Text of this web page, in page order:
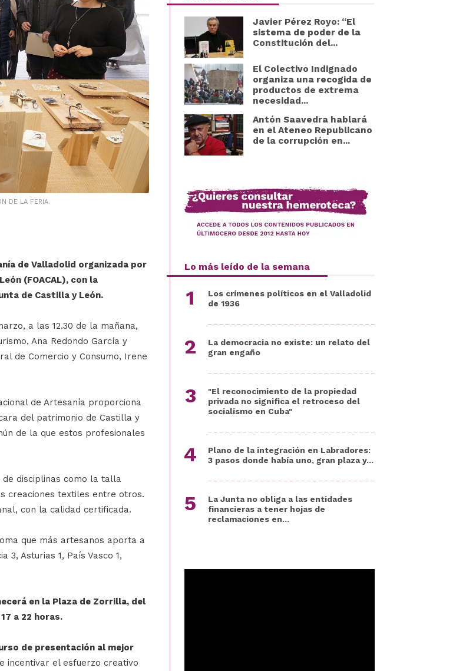
DE LA FERIA.
de Valladolid organizada por
(FOACAL), con la
de Castilla y León.
a las 12.30 de la mañana,
Ana Redondo García y
de Comercio y Consumo, Irene
de Artesanía proporciona
del patrimonio de Castilla y
de la que estos profesionales
disciplinas como la talla
creaciones textiles entre otros.
con la calidad certificada.
que más artesanos aporta a
3, Asturias 1, País Vasco 1,
en la Plaza de Zorrilla, del
a 22 horas.
de presentación al mejor
incentivar el esfuerzo creativo
Javier Pérez Royo: “El
sistema de poder de la
Constitución del...
El Colectivo Indignado
organiza una recogida de
productos de extrema
necesidad...
Antón Saavedra hablará
en el Ateneo Republicano
de la corrupción en...
Lo más leído de la semana
Los crímenes políticos en el Valladolid
de 1936
La democracia no existe: un relato del
gran engaño
"El reconocimiento de la propiedad
privada no significa el retroceso del
socialismo en Cuba"
Plano de la integración en Labradores:
3 pasos donde había uno, gran plaza y...
La Junta no obliga a las entidades
financieras a tener hojas de
reclamaciones en...